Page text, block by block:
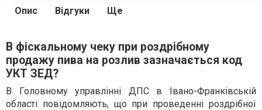
Опис Відгуки Ще
В фіскальному чеку при роздрібному
продажу пива на розлив зазначається код
УКТ ЗЕД?
В Головному управлінні ДПС в Івано-Франківській
області повідомляють, що при проведенні роздрібної